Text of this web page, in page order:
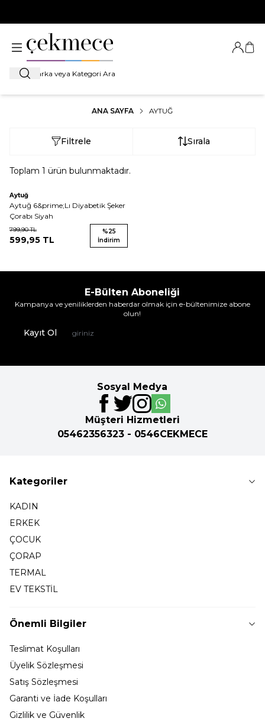
Ara
Giriş
ANA SAYFA AYTUĞ
Filtrele Sırala
Toplam 1 ürün bulunmaktadır.
Aytuğ
Aytuğ 6&prime;Lı Diyabetik Şeker
Çorabı Siyah
799,90TL
599,95 TL
%25
İndirim
E-Bülten Aboneliği
Kampanya ve yeniliklerden haberdar olmak için e-bültenimize abone
olun!
Kayıt Ol
Sosyal Medya
Müşteri Hizmetleri
05462356323 - 0546CEKMECE
Kategoriler
KADIN
ERKEK
ÇOCUK
ÇORAP
TERMAL
EV TEKSTİL
Önemli Bilgiler
Teslimat Koşulları
Üyelik Sözleşmesi
Satış Sözleşmesi
Garanti ve İade Koşulları
Gizlilik ve Güvenlik